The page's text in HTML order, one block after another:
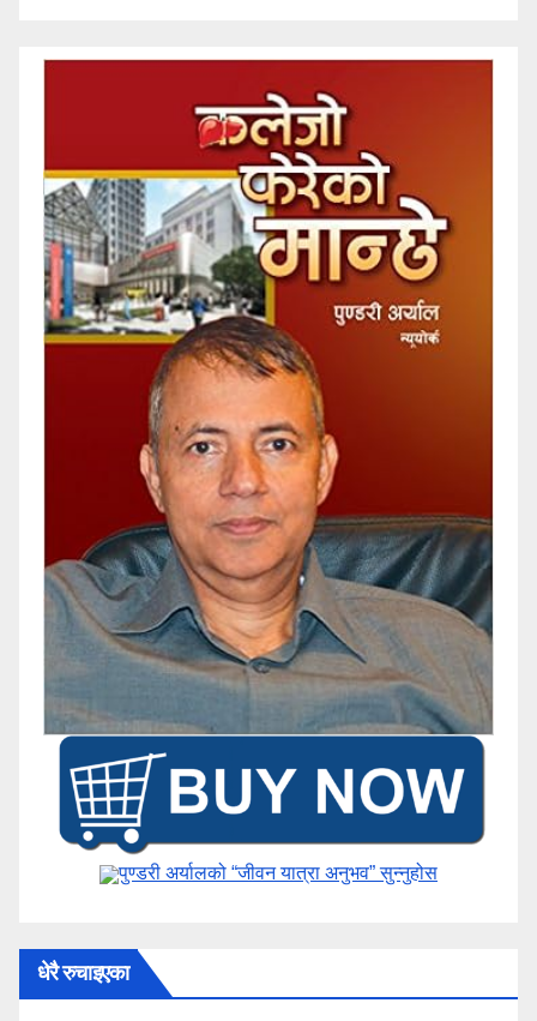
पुण्डरी अर्यालको “जीवन यात्रा अनुभव” ​सुन्नुहोस
धेरै रुचाइएका